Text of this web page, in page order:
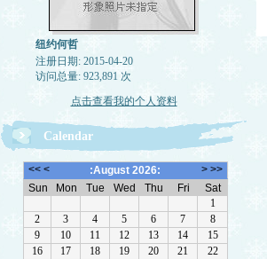
纽约何哲
注册日期: 2015-04-20
访问总量: 923,891 次
点击查看我的个人资料
Calendar